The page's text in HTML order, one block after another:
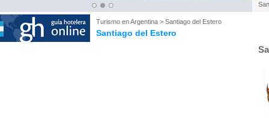
Turismo enArgentina > Santiago del Estero
Santiago del Estero